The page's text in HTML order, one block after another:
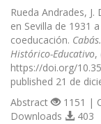
Rueda Andrades,
en Sevilla de 1931
coeducación.
Histórico-Educativo,
https://doi.org/
published 21 de
Abstract
1151 |
Downloads
403